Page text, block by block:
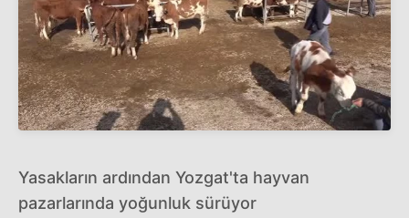
Yasakların ardından Yozgat'ta hayvan
pazarlarında yoğunluk sürüyor